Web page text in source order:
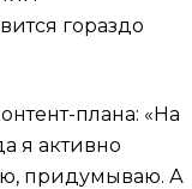
гораздо
плана: «На
я активно
придумываю. А